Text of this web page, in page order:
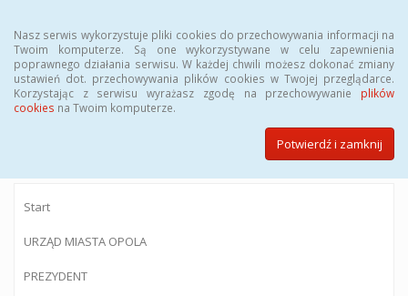
Nasz serwis wykorzystuje pliki cookies do przechowywania informacji na
Twoim komputerze. Są one wykorzystywane w celu zapewnienia
poprawnego działania serwisu. W każdej chwili możesz dokonać zmiany
ustawień dot. przechowywania plików cookies w Twojej przeglądarce.
Korzystając z serwisu wyrażasz zgodę na przechowywanie plików
cookies na Twoim komputerze.
Potwierdź i zamknij
BIULETYN INFORMACJI PUBLICZNEJ
Urzędu Miasta Opola
Start
URZĄD MIASTA OPOLA
PREZYDENT